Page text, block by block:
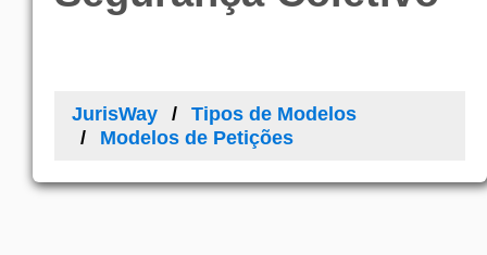
JurisWay
Tipos de Modelos
Modelos de Petições